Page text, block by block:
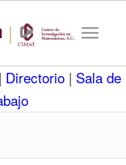
| Directorio | Sala de